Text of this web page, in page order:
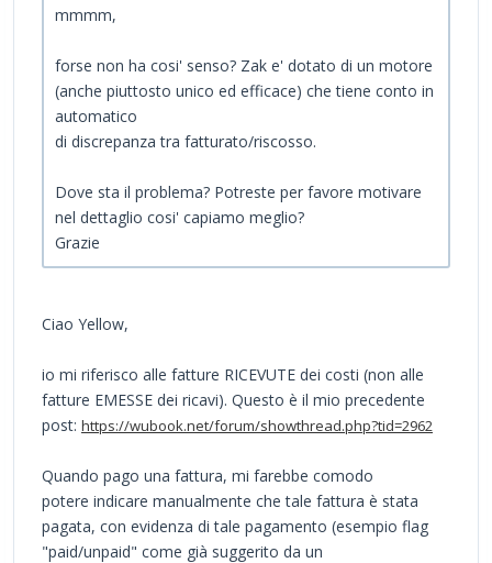
mmmm,
forse non ha cosi' senso? Zak e' dotato di un motore
(anche piuttosto unico ed efficace) che tiene conto in
automatico
di discrepanza tra fatturato/riscosso.
Dove sta il problema? Potreste per favore motivare
nel dettaglio cosi' capiamo meglio?
Grazie
Ciao Yellow,
io mi riferisco alle fatture RICEVUTE dei costi (non alle
fatture EMESSE dei ricavi). Questo è il mio precedente
post: https://wubook.net/forum/showthread.php?tid=2962
Quando pago una fattura, mi farebbe comodo
potere indicare manualmente che tale fattura è stata
pagata, con evidenza di tale pagamento (esempio flag
"paid/unpaid" come già suggerito da un